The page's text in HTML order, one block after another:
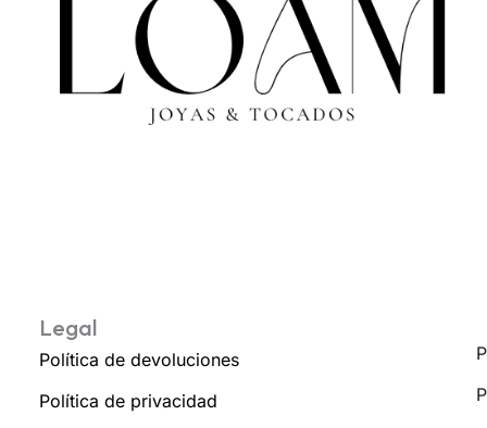
Legal
Política de devoluciones
Política de privacidad